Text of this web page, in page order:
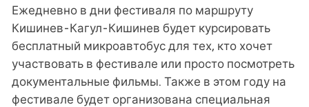
Ежедневно в дни фестиваля по маршруту
Кишинев-Кагул-Кишинев будет курсировать
бесплатный микроавтобус для тех, кто хочет
участвовать в фестивале или просто посмотреть
документальные фильмы. Также в этом году на
фестивале будет организована специальная